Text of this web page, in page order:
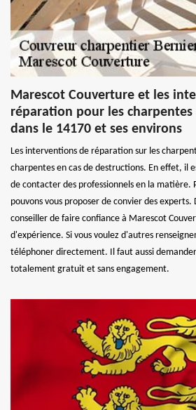
Marescot Couverture et les
réparation pour les charpentes
dans le 14170 et ses environs
Les interventions de réparation sur les
charpentes en cas de destructions. En effet, il
de contacter des professionnels en la matière.
pouvons vous proposer de convier des experts.
conseiller de faire confiance à Marescot
d'expérience. Si vous voulez d'autres
téléphoner directement. Il faut aussi
totalement gratuit et sans engagement.